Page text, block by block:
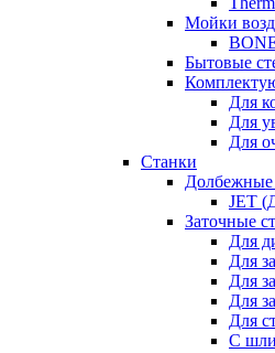
Мойки
Бытовые
Для
Для
Для
Станки
Долбежные
JET
Заточные
Для
Для
Для
Для
Для
С